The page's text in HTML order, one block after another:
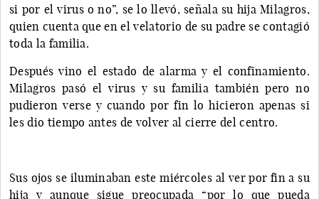
si por el virus o no”, se lo llevó, señala su hija Milagros,
quien cuenta que en el velatorio de su padre se contagió
toda la familia.
Después vino el estado de alarma y el confinamiento.
Milagros pasó el virus y su familia también pero no
pudieron verse y cuando por fin lo hicieron apenas si
les dio tiempo antes de volver al cierre del centro.
Sus ojos se iluminaban este miércoles al ver por fin a su
hija y aunque sigue preocupada “por lo que pueda